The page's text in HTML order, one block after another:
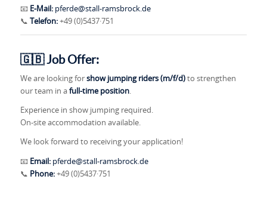
📧 E-Mail: pferde@stall-ramsbrock.de
📞
Telefon:+49 (0)5437·751
🇬🇧Job Offer:
We are looking for show jumping riders (m/f/d)to strengthen
our team in a full-time position.
Experience in show jumping required.
On-site accommodation available.
We look forward to receiving your application!
📧 Email: pferde@stall-ramsbrock.de
📞 Phone:+49 (0)5437·751